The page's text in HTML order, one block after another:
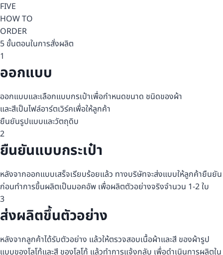
FIVE
HOW TO
ORDER
5 ขั้นตอนในการสั่งผลิต
1
ออกแบบ
ออกแบบและเลือกแบบกรเป๋าเพื่อกำหนดขนาด ชนิดของผ้า
และสีเป็นไฟล์อาร์ตเวิร์คเพื่อให้ลูกค้า
ยืนยันรูปแบบและวัตถุดิบ
2
ยืนยันแบบกระเป๋า
หลังจากออกแบบเสร็จเรียบร้อยแล้ว ทางบริษัทจะส่งแบบให้ลูกค้ายืนยัน
ก่อนทำการขึ้นผลิตเป็นมอคอัพ เพื่อผลิตตัวอย่างจริงจำนวน 1-2 ใบ
3
ส่งผลิตขึ้นตัวอย่าง
หลังจากลูกค้าได้รับตัวอย่าง แล้วให้ตรวจสอบเนื้อผ้าและสี ของผ้ารูป
แบบของโลโก้และสี ของโลโก้ แล้วทำการแจ้งกลับ เพื่อดำเนินการผลิตใน